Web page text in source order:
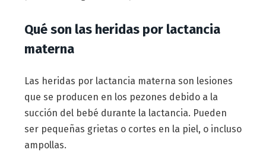
Qué son las heridas por lactancia
materna
Las heridas por lactancia materna son lesiones
que se producen en los pezones debido a la
succión del bebé durante la lactancia. Pueden
ser pequeñas grietas o cortes en la piel, o incluso
ampollas.